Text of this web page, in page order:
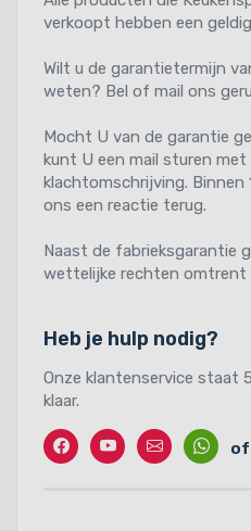
verkoopt hebben een
Wilt u de garantietermijn
weten? Bel of mail ons
Mocht U van de garantie
kunt U een mail sturen
klachtomschrijving. Binnen
ons een reactie terug.
Naast de fabrieksgarantie
wettelijke rechten
Heb je hulp nodig?
Onze klantenservice staat
klaar.
Facebook
TwitterContact
of